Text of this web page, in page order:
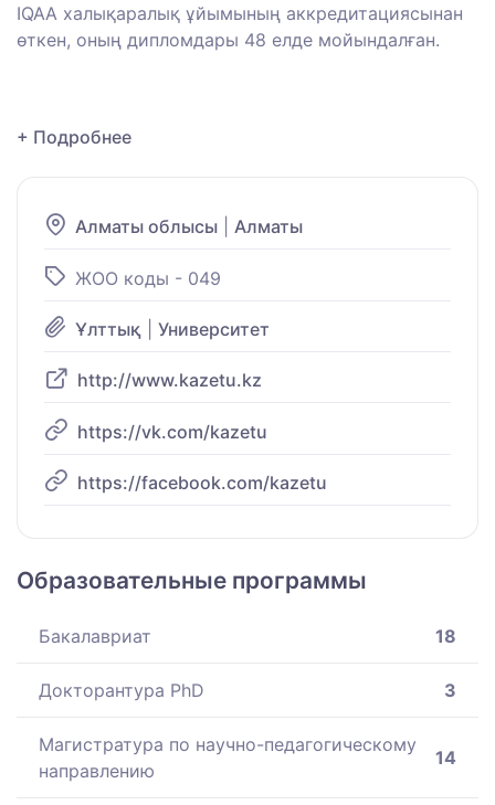
IQAA халықаралық ұйымының аккредитациясынан
өткен, оның дипломдары 48 елде мойындалған.
+ Подробнее
Алматы облысы Алматы
ЖОО коды - 049
Ұлттық Университет
http://www.kazetu.kz
https://vk.com/kazetu
https://facebook.com/kazetu
Образовательные программы
Бакалавриат 18
Докторантура PhD 3
Магистратура по научно-педагогическому
направлению
14